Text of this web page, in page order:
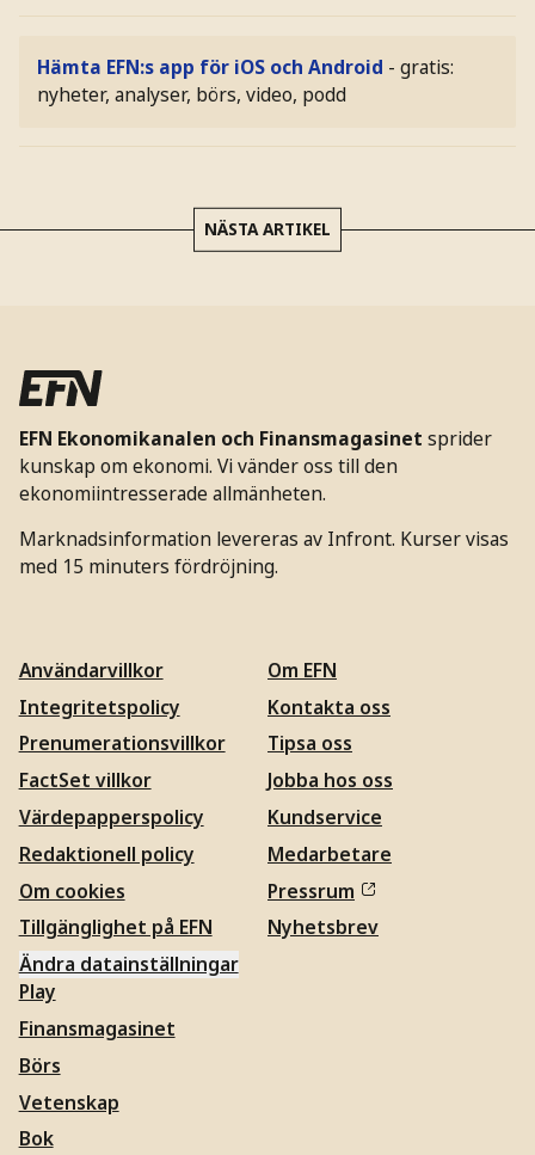
Hämta EFN:s app för iOS och Android - gratis:
nyheter, analyser, börs, video, podd
NÄSTA ARTIKEL
EFN Ekonomikanalen och Finansmagasinet sprider
kunskap om ekonomi. Vi vänder oss till den
ekonomiintresserade allmänheten.
Marknadsinformation levereras av Infront. Kurser visas
med 15 minuters fördröjning.
Användarvillkor
Integritetspolicy
Prenumerationsvillkor
FactSet villkor
Värdepapperspolicy
Redaktionell policy
Om cookies
Tillgänglighet på EFN
Ändra datainställningar
Om EFN
Kontakta oss
Tipsa oss
Jobba hos oss
Kundservice
Medarbetare
Pressrum
Nyhetsbrev
Play
Finansmagasinet
Börs
Vetenskap
Bok